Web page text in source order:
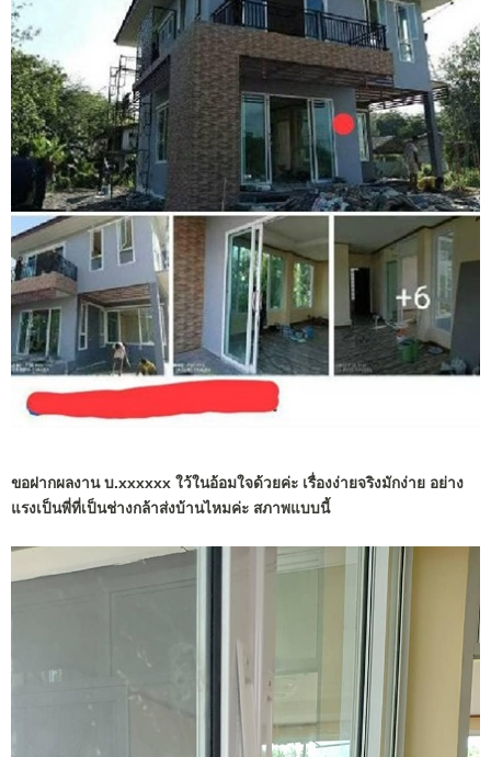
ขอฝากผลงาน บ.xxxxxx ใว้ในอ้อมใจด้วยค่ะ เรื่องง่ายจริงมักง่าย อย่าง
แรงเป็นพี่ที่เป็นช่างกล้าส่งบ้านไหมค่ะ สภาพแบบนี้